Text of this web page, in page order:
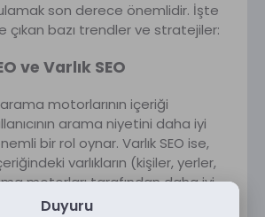
son derece önemlidir. İşte
çıkan bazı trendler ve stratejiler:
ve Varlık SEO
motorlarının içeriği
arama niyetini daha iyi
bir rol oynar. Varlık SEO ise,
varlıkların (kişiler, yerler,
motorları tarafından daha iyi
Duyuru